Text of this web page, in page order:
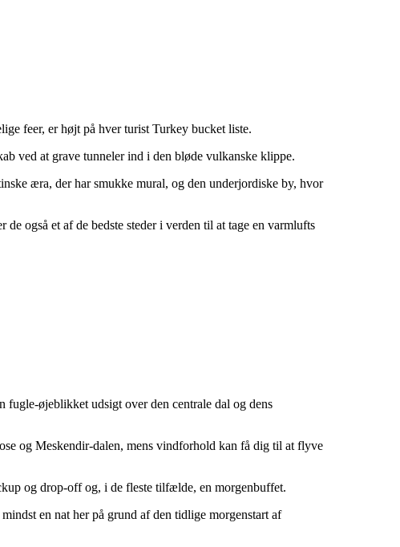
feer, er højt på hver turist Turkey bucket liste.
ved at grave tunneler ind i den bløde vulkanske klippe.
æra, der har smukke mural, og den underjordiske by, hvor
også et af de bedste steder i verden til at tage en varmlufts
fugle-øjeblikket udsigt over den centrale dal og dens
og Meskendir-dalen, mens vindforhold kan få dig til at flyve
og drop-off og, i de fleste tilfælde, en morgenbuffet.
en nat her på grund af den tidlige morgenstart af